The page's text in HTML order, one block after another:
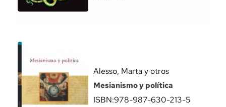
Alesso, Marta y otros
Mesianismo y política
ISBN:978-987-630-213-5